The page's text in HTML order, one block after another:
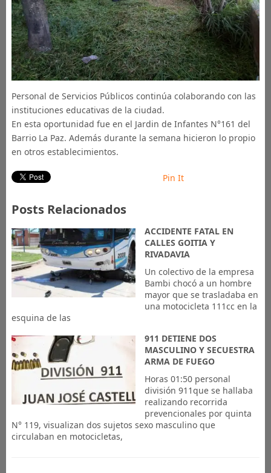
Personal de Servicios Públicos continúa colaborando con las
instituciones educativas de la ciudad.
En esta oportunidad fue en el Jardin de Infantes N°161 del
Barrio La Paz. Además durante la semana hicieron lo propio
en otros establecimientos.
Pin It
Posts Relacionados
ACCIDENTE FATAL EN
CALLES GOITIA Y
RIVADAVIA
Un colectivo de la empresa
Bambi chocó a un hombre
mayor que se trasladaba en
una motocicleta 111cc en la
esquina de las
911 DETIENE DOS
MASCULINO Y SECUESTRA
ARMA DE FUEGO
Horas 01:50 personal
división 911que se hallaba
realizando recorrida
prevencionales por quinta
N° 119, visualizan dos sujetos sexo masculino que
circulaban en motocicletas,